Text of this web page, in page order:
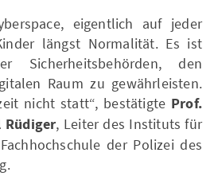
eigentlich auf jeder
längst Normalität. Es ist
Sicherheitsbehörden, den
Raum zu gewährleisten.
nicht statt“, bestätigte Prof.
Rüdiger, Leiter des Instituts für
der Polizei des